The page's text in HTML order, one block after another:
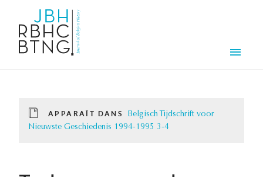
APPARAÎT DANS
Belgisch Tijdschrift voor
Nieuwste Geschiedenis 1994-1995 3-4